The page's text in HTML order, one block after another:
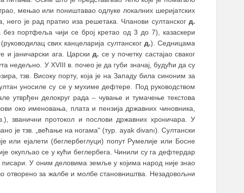
мењао или поништавао одлуке локалних шеријатских
је рад пратио иза решетака. Чланови султанског д.
портфеља чији се број кретао од 3 до 7), казаскери
свих канцеларија султанског д.). Седницама
и јаничарски ага. Царскид. се у почетку састајао сваког
недељно. У XVIII в. почео је да губи значај, будући да су
тзв. Високу порту, која је на Западу била синоним за
уносиле су се у мухиме дефтере. Под руководством
утврђен делокруг рада – чување и тумачење текстова
око именовања, плата и пензија државних чиновника,
званични протокол и послови државних хроничара. У
је тзв. „већање на ногама" (тур. ayak divanı). Султански
или ејалети (беглербеглуци) попут Румелије или Босне
окупљао се у кући беглербега. Чинили су га дефтердар
У оним деловима земље у којима народ није знао
отворено за жалбе и молбе становништва. Незадовољни